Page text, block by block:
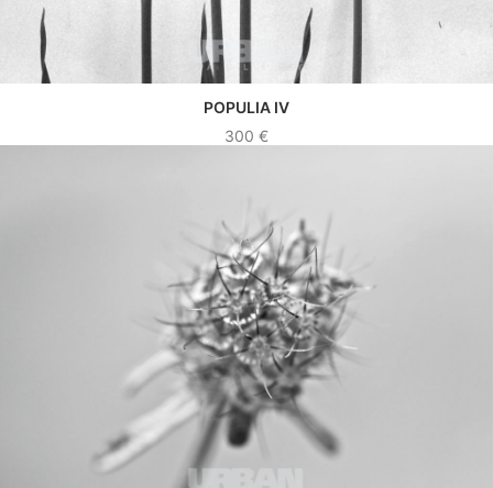
VER OBRA
POPULIA IV
300 €